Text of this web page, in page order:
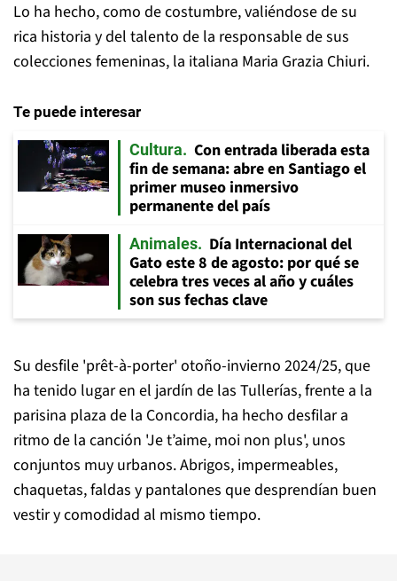
Lo ha hecho, como de costumbre, valiéndose de su
rica historia y del talento de la responsable de sus
colecciones femeninas, la italiana Maria Grazia Chiuri.
Te puede interesar
Cultura
Con entrada liberada esta
fin de semana: abre en Santiago el
primer museo inmersivo
permanente del país
Animales
Día Internacional del
Gato este 8 de agosto: por qué se
celebra tres veces al año y cuáles
son sus fechas clave
Su desfile 'prêt-à-porter' otoño-invierno 2024/25, que
ha tenido lugar en el jardín de las Tullerías, frente a la
parisina plaza de la Concordia, ha hecho desfilar a
ritmo de la canción 'Je t’aime, moi non plus', unos
conjuntos muy urbanos. Abrigos, impermeables,
chaquetas, faldas y pantalones que desprendían buen
vestir y comodidad al mismo tiempo.